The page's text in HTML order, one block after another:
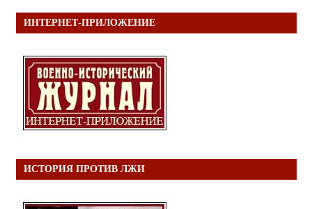
ИНТЕРНЕТ-ПРИЛОЖЕНИЕ
ИСТОРИЯ ПРОТИВ ЛЖИ